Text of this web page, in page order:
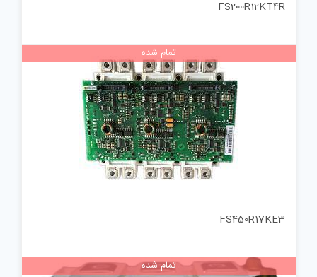
FS200R12KT4R
تمام شده
FS450R17KE3
تمام شده